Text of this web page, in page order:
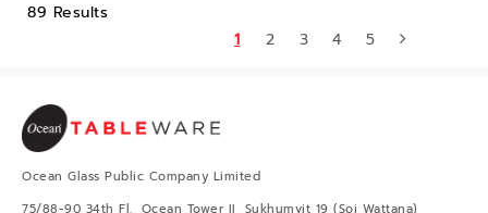
89 Results
1
2 3 4 5
Ocean Glass Public Company Limited
75/88-90 34th Fl., Ocean Tower II, Sukhumvit 19 (Soi Wattana)